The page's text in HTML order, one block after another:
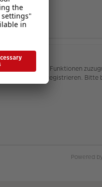
auf weitere Funktionen
Sie sich registrieren. Bitte
Powered